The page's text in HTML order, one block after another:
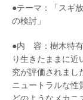
●テーマ：「スギ
の検討」
●内 容：樹木特有
り生きたままに
究が評価されまし
ニュートラルな性